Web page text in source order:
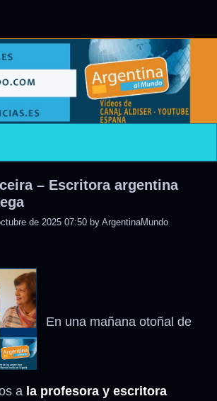
content
– Escritora argentina
de 2025 07:50 by ArgentinaMundo
En una mañana otoñal de
a la profesora y escritora